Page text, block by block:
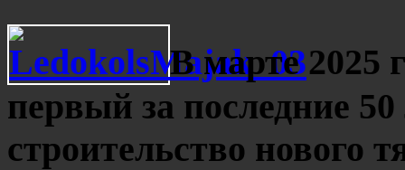
В марте
первый за последние
строительство нового